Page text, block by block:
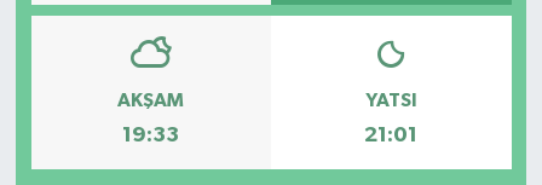
AKŞAM
19:33
YATSI
21:01
TEKNOLOJİ